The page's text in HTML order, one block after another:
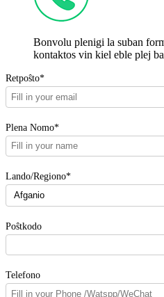
Bonvolu plenigi la suban
kontaktos vin kiel eble plej
Retpoŝto*
Plena Nomo*
Lando/Regiono*
Poŝtkodo
Telefono